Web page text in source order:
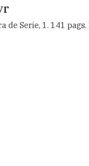
de Serie, 1. 141